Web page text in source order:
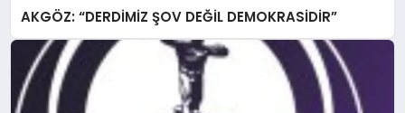
AKGÖZ: “DERDİMİZ ŞOV DEĞİL DEMOKRASİDİR”